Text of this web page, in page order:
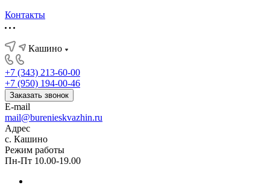
Контакты
Кашино
+7 (343) 213-60-00
+7 (950) 194-00-46
Заказать звонок
E-mail
mail@burenieskvazhin.ru
Адрес
с. Кашино
Режим работы
Пн-Пт 10.00-19.00